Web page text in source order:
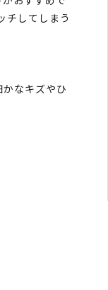
チしてしまう
なキズやひ